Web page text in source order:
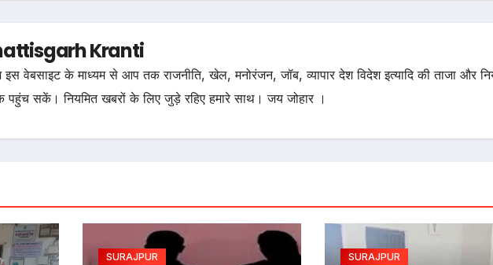
Kranti
इस वेबसाइट के माध्यम से आप तक राजनीति, खेल, मनोरंजन, जॉब, व्यापार देश विदेश इत्यादि की ताजा और
सकें। नियमित खबरों के लिए जुड़े रहिए हमारे साथ। जय जोहार ।
SURAJPUR SURAJPUR